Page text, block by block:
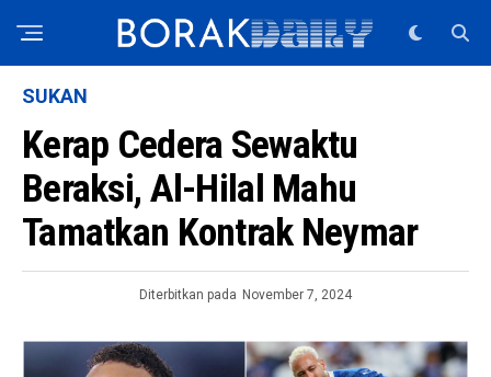
SUKAN
Kerap Cedera Sewaktu
Beraksi, Al-Hilal Mahu
Tamatkan Kontrak Neymar
Diterbitkan pada November 7, 2024